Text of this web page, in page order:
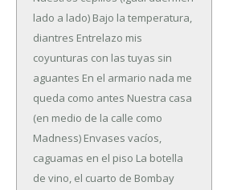
lado a lado) Bajo la temperatura,
diantres Entrelazo mis
coyunturas con las tuyas sin
aguantes En el armario nada me
queda como antes Nuestra casa
(en medio de la calle como
Madness) Envases vacíos,
caguamas en el piso La botella
de vino, el cuarto de Bombay